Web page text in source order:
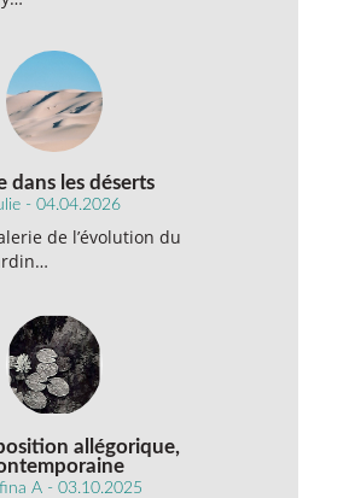
dans les déserts
- 04.04.2026
de l’évolution du
allégorique,
A - 03.10.2025